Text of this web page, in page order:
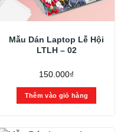
Mẫu Dán Laptop Lễ Hội
LTLH – 02
150.000₫
Thêm vào giỏ hàng